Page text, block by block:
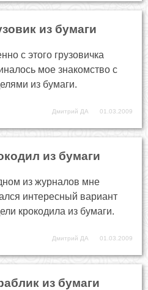
из бумаги
с этого грузовичка
мое знакомство с
из бумаги.
Дмитрий ДА 01.03.2009
из бумаги
из журналов мне
интересный вариант
крокодила из бумаги.
Дмитрий ДА 01.03.2009
из бумаги